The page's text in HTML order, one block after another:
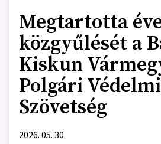
Megtartotta
közgyűlését a
Kiskun
Polgári Védelmi
Szövetség
2026. 05. 30.